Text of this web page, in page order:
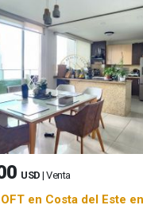
USD | Venta
en Costa del Este